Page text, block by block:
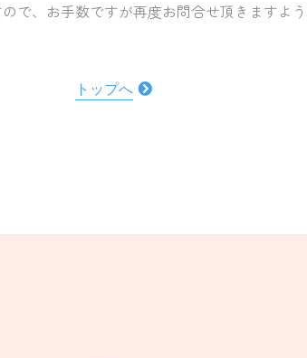
で、お手数ですが再度お問合せ頂きますよう
トップへ